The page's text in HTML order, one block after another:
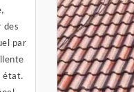
des
par
état.